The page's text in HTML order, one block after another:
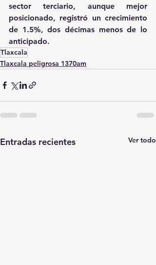
sector terciario, aunque mejor
posicionado, registró un crecimiento
de 1.5%, dos décimas menos de lo
anticipado.
Tlaxcala
Tlaxcala peligrosa 1370am
Entradas recientes Ver todo